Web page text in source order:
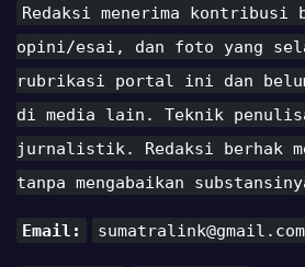
Redaksi menerima
opini/esai, dan foto yang
rubrikasi portal ini dan
di media lain. Teknik
jurnalistik. Redaksi berhak
tanpa mengabaikan
Email: sumatralink@gmail.com